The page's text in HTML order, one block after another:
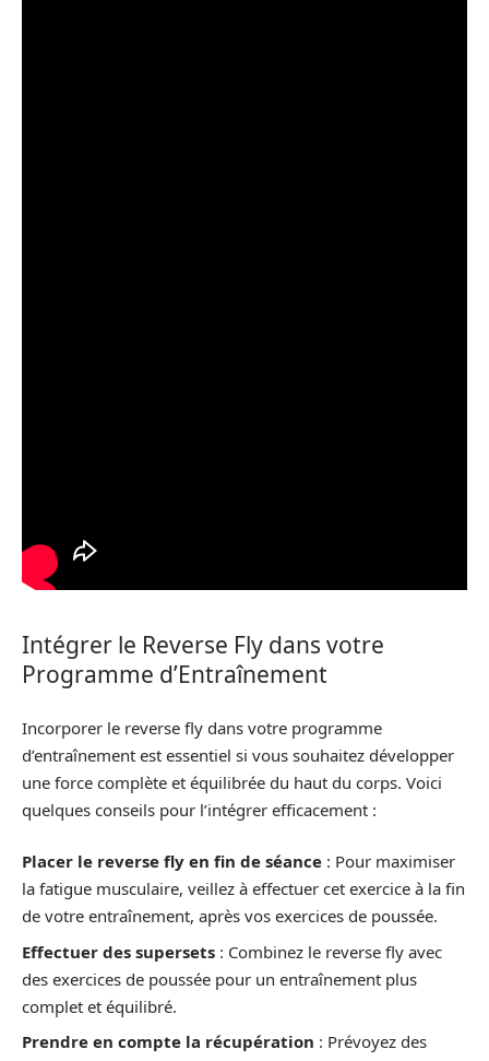
Intégrer le Reverse Fly dans votre
Programme d’Entraînement
Incorporer le reverse fly dans votre programme
d’entraînement est essentiel si vous souhaitez développer
une force complète et équilibrée du haut du corps. Voici
quelques conseils pour l’intégrer efficacement :
Placer le reverse fly en fin de séance : Pour maximiser
la fatigue musculaire, veillez à effectuer cet exercice à la fin
de votre entraînement, après vos exercices de poussée.
Effectuer des supersets : Combinez le reverse fly avec
des exercices de poussée pour un entraînement plus
complet et équilibré.
Prendre en compte la récupération : Prévoyez des